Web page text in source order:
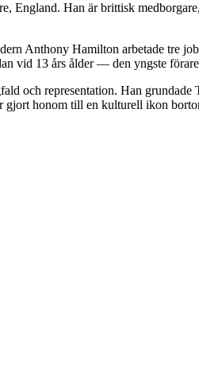
England. Han är brittisk
Anthony Hamilton arbetade tre
vid 13 års ålder — den yngste
och representation. Han
gjort honom till en kulturell ikon